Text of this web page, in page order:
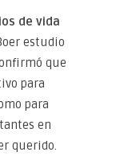
de vida
estudio
que
para
para
en
querido.